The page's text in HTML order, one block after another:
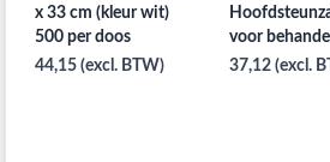
x 33 cm (kleur wit)
500 per doos
44,15 (excl. BTW)
voor
25x25cm
37,12 (excl.